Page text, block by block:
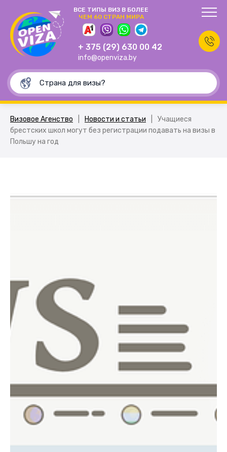
ВСЕ ТИПЫ ВИЗ В БОЛЕЕ
ЧЕМ 60 СТРАН МИРА
+ 375 (29) 630 00 42
info@openviza.by
Визовое Агенство Новости и статьи
Учащиеся
брестских школ могут без регистрации подавать на визы в
Польшу на год